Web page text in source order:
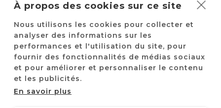
ILS NOUS FONT DÉJÀ
CONFIANCE
À propos des cookies sur ce site
Nous utilisons les cookies pour collecter et
analyser des informations sur les
performances et l'utilisation du site, pour
fournir des fonctionnalités de médias sociaux
et pour améliorer et personnaliser le contenu
et les publicités.
En savoir plus